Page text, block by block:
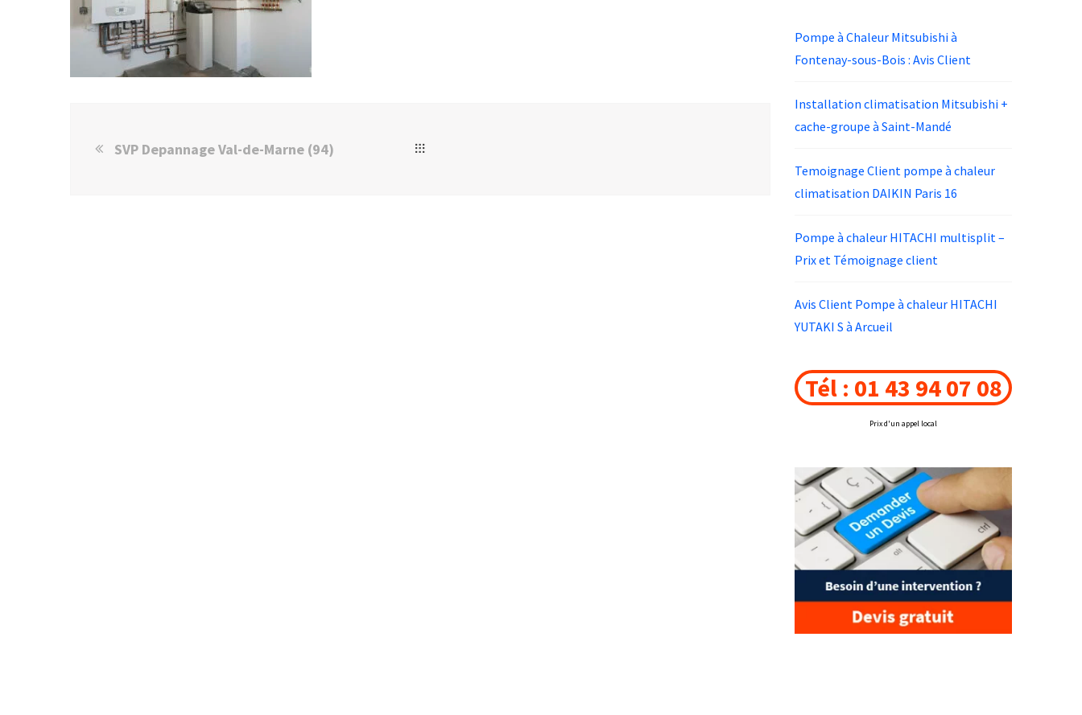
SVP Depannage Val-de-Marne (94)
Pompe à Chaleur Mitsubishi à
Fontenay-sous-Bois : Avis Client
Installation climatisation Mitsubishi +
cache-groupe à Saint-Mandé
Temoignage Client pompe à chaleur
climatisation DAIKIN Paris 16
Pompe à chaleur HITACHI multisplit –
Prix et Témoignage client
Avis Client Pompe à chaleur HITACHI
YUTAKI S à Arcueil
Tél : 01 43 94 07 08
Prix d'un appel local